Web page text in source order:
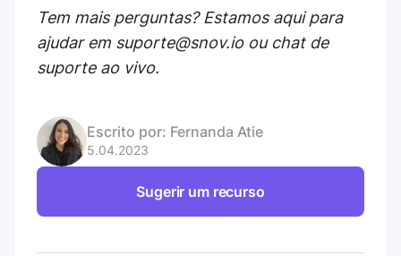
Tem mais perguntas? Estamos aqui para
ajudar em suporte@snov.io ou chat de
suporte ao vivo.
Escrito por: Fernanda Atie
5.04.2023
Sugerir um recurso